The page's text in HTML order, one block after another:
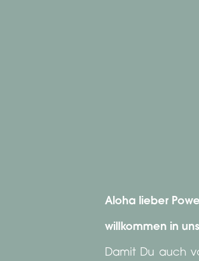
Aloha lieber
willkommen in
Damit Du auch